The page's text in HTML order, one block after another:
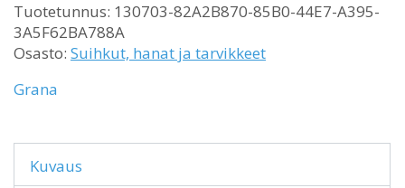
Tuotetunnus: 130703-82A2B870-85B0-44E7-A395-
3A5F62BA788A
Osasto: Suihkut, hanat ja tarvikkeet
Grana
Kuvaus